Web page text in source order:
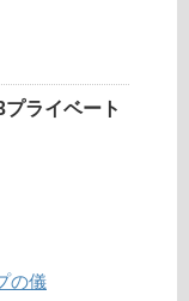
ライベート
の儀